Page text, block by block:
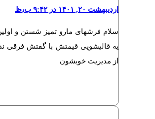
اردیبهشت ۲۰, ۱۴۰۱ در ۹:۴۲ ب٫ظ
سلام فرشهای مارو تمیز شستن و
یه قالیشویی قیمتش با گفتش فرقی
از مدیریت خوبشون